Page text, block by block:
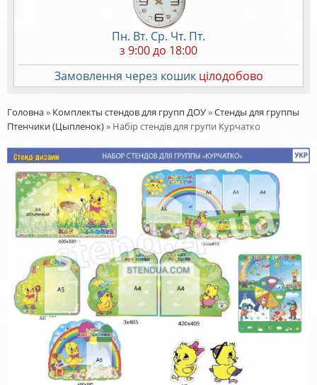
Пн. Вт. Ср. Чт. Пт.
з 9:00 до 18:00
Замовлення через кошик цілодобово
Головна» Комплекты стендов для групп ДОУ»Стенды для группы
Птенчики (Цыпленок)» Набір стендів для групи Курчатко